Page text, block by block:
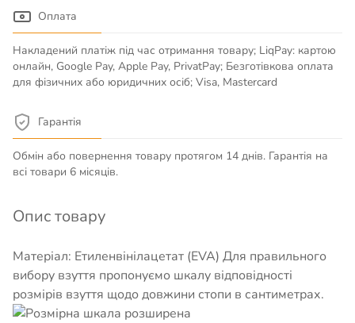
Оплата
Накладений платіж під час отримання товару; LiqPay: картою
онлайн, Google Pay, Apple Pay, PrivatPay; Безготівкова оплата
для фізичних або юридичних осіб; Visa, Mastercard
Гарантія
Обмін або повернення товару протягом 14 днів. Гарантія на
всі товари 6 місяців.
Опис товару
Матеріал: Етиленвінілацетат (EVA) Для правильного
вибору взуття пропонуємо шкалу відповідності
розмірів взуття щодо довжини стопи в сантиметрах.